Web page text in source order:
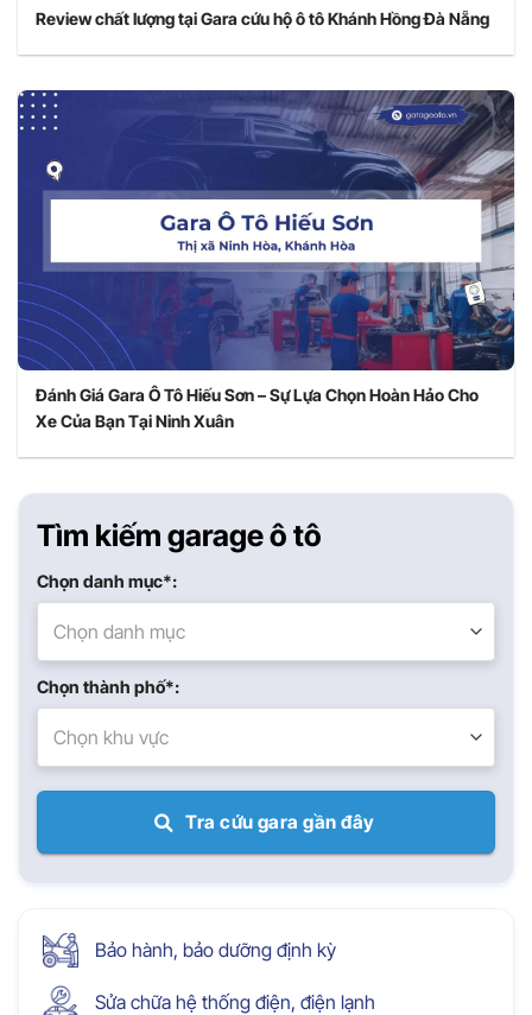
Review chất lượng tại Gara cứu hộ ô tô Khánh Hồng Đà Nẵng
Đánh Giá Gara Ô Tô Hiếu Sơn – Sự Lựa Chọn Hoàn Hảo Cho
Xe Của Bạn Tại Ninh Xuân
Tìm kiếm garage ô tô
Chọn danh mục*:
Chọn danh mục
Chọn thành phố*:
Chọn khu vực
Tra cứu gara gần đây
Bảo hành, bảo dưỡng định kỳ
Sửa chữa hệ thống điện, điện lạnh